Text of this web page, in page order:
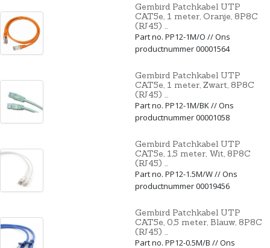
Gembird Patchkabel UTP
CAT5e, 1 meter, Oranje, 8P8C
(RJ45) ...
Part no. PP12-1M/O // Ons
productnummer 00001564
Gembird Patchkabel UTP
CAT5e, 1 meter, Zwart, 8P8C
(RJ45) ...
Part no. PP12-1M/BK // Ons
productnummer 00001058
Gembird Patchkabel UTP
CAT5e, 1,5 meter, Wit, 8P8C
(RJ45) ...
Part no. PP12-1.5M/W // Ons
productnummer 00019456
Gembird Patchkabel UTP
CAT5e, 0,5 meter, Blauw, 8P8C
(RJ45) ...
Part no. PP12-0.5M/B // Ons